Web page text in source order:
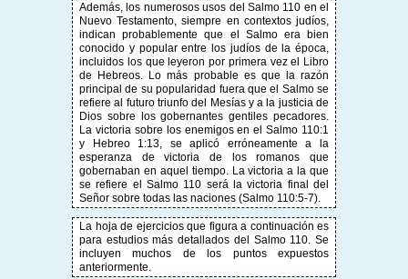
Además, los numerosos usos del Salmo 110 en el
Nuevo Testamento, siempre en contextos judíos,
indican probablemente que el Salmo era bien
conocido y popular entre los judíos de la época,
incluidos los que leyeron por primera vez el Libro
de Hebreos. Lo más probable es que la razón
principal de su popularidad fuera que el Salmo se
refiere al futuro triunfo del Mesías y a la justicia de
Dios sobre los gobernantes gentiles pecadores.
La victoria sobre los enemigos en el Salmo 110:1
y Hebreo 1:13, se aplicó erróneamente a la
esperanza de victoria de los romanos que
gobernaban en aquel tiempo. La victoria a la que
se refiere el Salmo 110 será la victoria final del
Señor sobre todas las naciones (Salmo 110:5-7).
La hoja de ejercicios que figura a continuación es
para estudios más detallados del Salmo 110. Se
incluyen muchos de los puntos expuestos
anteriormente.